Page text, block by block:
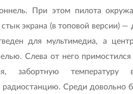
При этом пилота
экрана (в топовой версии) —
для мультимедиа, а
Слева от него примостился
забортную температуру
Среди довольно